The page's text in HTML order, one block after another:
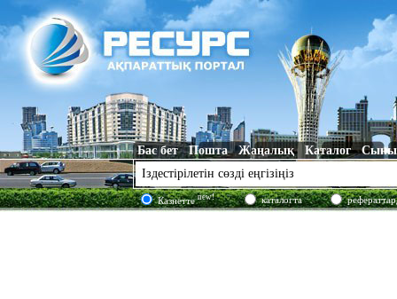
Бас бет Пошта Жаңалық Каталог
Казнеттеnew! каталогта